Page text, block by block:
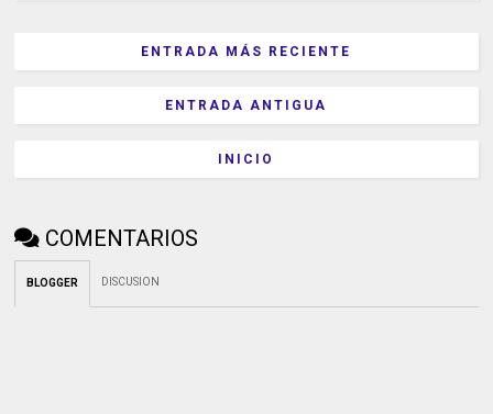
ENTRADA MÁS RECIENTE
ENTRADA ANTIGUA
INICIO
COMENTARIOS
BLOGGER DISCUSION